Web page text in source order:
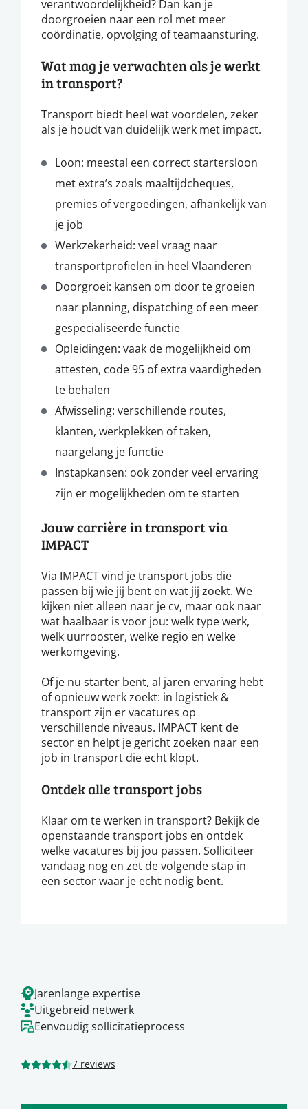
verantwoordelijkheid? Dan kan je
doorgroeien naar een rol met meer
coördinatie, opvolging of teamaansturing.
Wat mag je verwachten als je werkt
in transport?
Transport biedt heel wat voordelen, zeker
als je houdt van duidelijk werk met impact.
Loon: meestal een correct startersloon
met extra’s zoals maaltijdcheques,
premies of vergoedingen, afhankelijk van
je job
Werkzekerheid: veel vraag naar
transportprofielen in heel Vlaanderen
Doorgroei: kansen om door te groeien
naar planning, dispatching of een meer
gespecialiseerde functie
Opleidingen: vaak de mogelijkheid om
attesten, code 95 of extra vaardigheden
te behalen
Afwisseling: verschillende routes,
klanten, werkplekken of taken,
naargelang je functie
Instapkansen: ook zonder veel ervaring
zijn er mogelijkheden om te starten
Jouw carrière in transport via
IMPACT
Via IMPACT vind je transport jobs die
passen bij wie jij bent en wat jij zoekt. We
kijken niet alleen naar je cv, maar ook naar
wat haalbaar is voor jou: welk type werk,
welk uurrooster, welke regio en welke
werkomgeving.
Of je nu starter bent, al jaren ervaring hebt
of opnieuw werk zoekt: in logistiek &
transport zijn er vacatures op
verschillende niveaus. IMPACT kent de
sector en helpt je gericht zoeken naar een
job in transport die echt klopt.
Ontdek alle transport jobs
Klaar om te werken in transport? Bekijk de
openstaande transport jobs en ontdek
welke vacatures bij jou passen. Solliciteer
vandaag nog en zet de volgende stap in
een sector waar je echt nodig bent.
Jarenlange expertise
Uitgebreid netwerk
Eenvoudig sollicitatieprocess
7 reviews